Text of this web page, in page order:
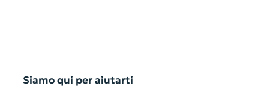
Siamo qui per aiutarti